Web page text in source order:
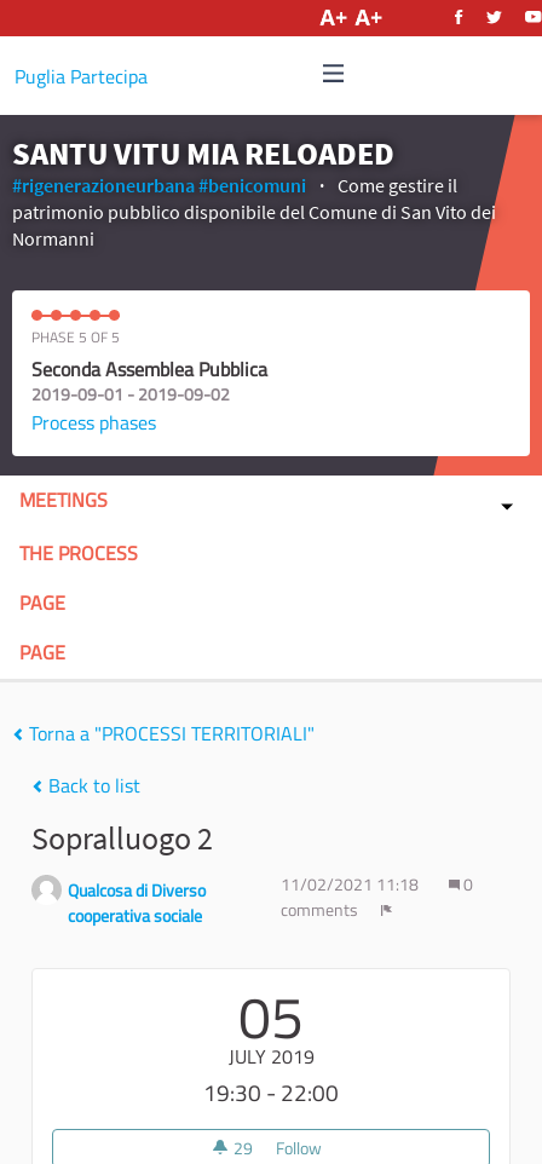
Puglia Partecipa
SANTU VITU MIA RELOADED
#rigenerazioneurbana#benicomuni
Come gestire il
patrimonio pubblico disponibile del Comune di San Vito dei
Normanni
PHASE 5 OF 5
Seconda Assemblea Pubblica
2019-09-01 - 2019-09-02
Process phases
MEETINGS
THE PROCESS
PAGE
PAGE
Torna a "PROCESSI TERRITORIALI"
Back to list
Sopralluogo 2
Qualcosa di Diverso
cooperativa sociale
11/02/2021 11:18
0
comments
05
JULY 2019
19:30 - 22:00
29 29 followers
Follow